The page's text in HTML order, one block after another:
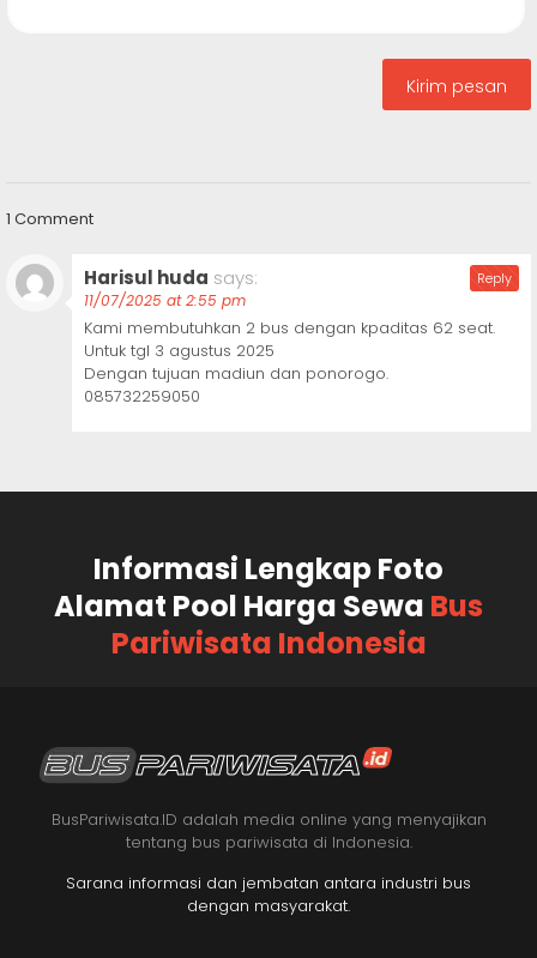
1 Comment
Harisul huda says:
11/07/2025 at 2:55 pm
Kami membutuhkan 2 bus dengan kpaditas 62 seat.
Untuk tgl 3 agustus 2025
Dengan tujuan madiun dan ponorogo.
085732259050
Reply
Informasi Lengkap Foto
Alamat Pool Harga Sewa Bus
Pariwisata Indonesia
BusPariwisata.ID adalah media online yang menyajikan
tentang bus pariwisata di Indonesia.
Sarana informasi dan jembatan antara industri bus
dengan masyarakat.